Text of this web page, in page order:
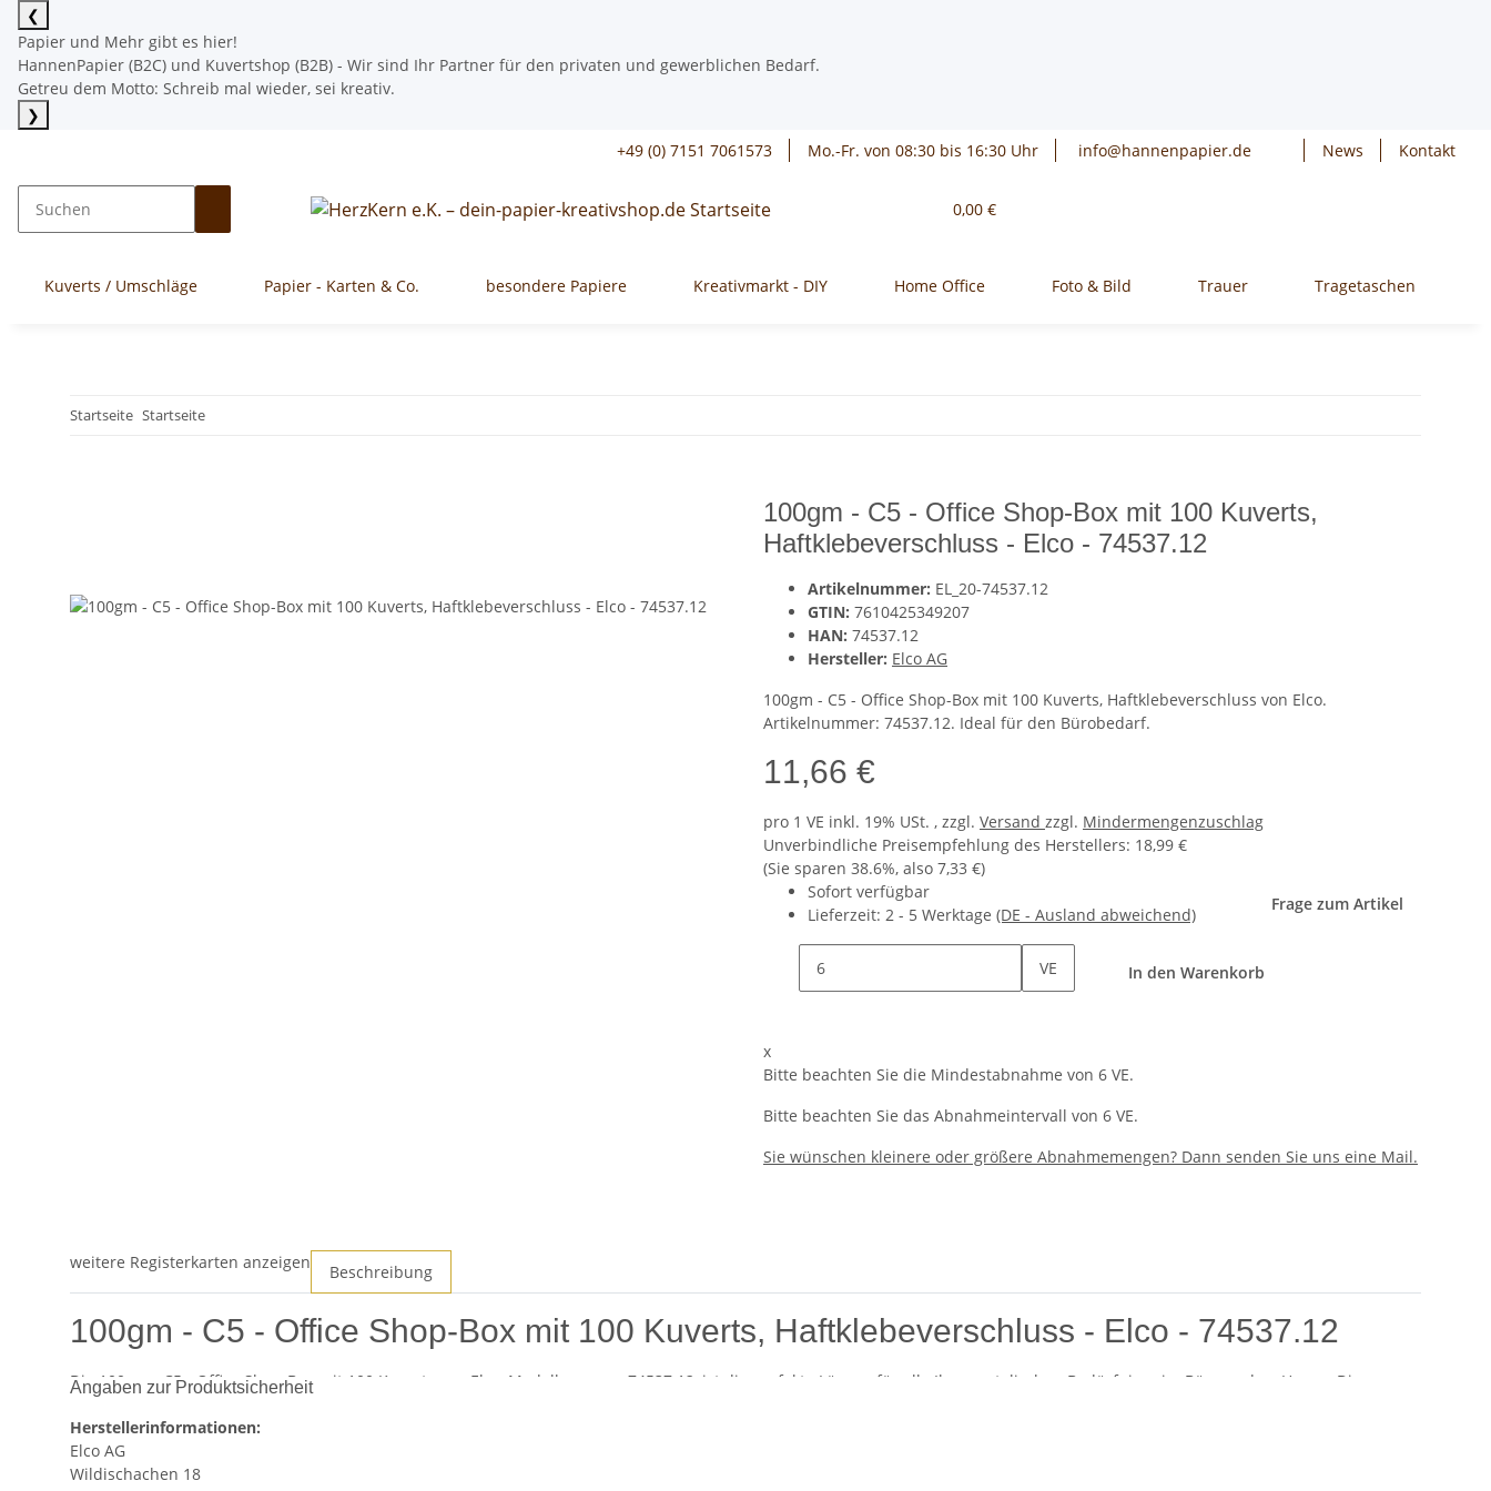
❮
Papier und Mehr gibt es hier!
HannenPapier (B2C) und Kuvertshop (B2B) - Wir sind Ihr Partner für den privaten und gewerblichen Bedarf.
Getreu dem Motto: Schreib mal wieder, sei kreativ.
❯
News
Kontakt
+49 (0) 7151 7061573 Mo.-Fr. von 08:30 bis 16:30 Uhr info@hannenpapier.de
0,00 €
Kuverts / Umschläge Papier - Karten & Co. besondere Papiere Kreativmarkt - DIY Home Office Foto & Bild Trauer Tragetaschen
Startseite Startseite
100gm - C5 - Office Shop-Box mit 100 Kuverts,
Haftklebeverschluss - Elco - 74537.12
Artikelnummer: EL_20-74537.12
GTIN: 7610425349207
HAN: 74537.12
Hersteller: Elco AG
100gm - C5 - Office Shop-Box mit 100 Kuverts, Haftklebeverschluss von Elco.
Artikelnummer: 74537.12. Ideal für den Bürobedarf.
11,66 €
pro 1 VE inkl. 19% USt. , zzgl. Versand zzgl. Mindermengenzuschlag
Unverbindliche Preisempfehlung des Herstellers: 18,99 €
(Sie sparen 38.6%, also 7,33 €)
Sofort verfügbar
Lieferzeit: 2 - 5 Werktage (DE - Ausland abweichend)
Frage zum Artikel
VE In den Warenkorb
x
Bitte beachten Sie die Mindestabnahme von 6 VE.
Bitte beachten Sie das Abnahmeintervall von 6 VE.
Sie wünschen kleinere oder größere Abnahmemengen? Dann senden Sie uns eine Mail.
weitere Registerkarten anzeigen Beschreibung
100gm - C5 - Office Shop-Box mit 100 Kuverts, Haftklebeverschluss - Elco - 74537.12
Die 100gm - C5 - Office Shop-Box mit 100 Kuverts von Elco, Modellnummer 74537.12, ist die perfekte Lösung für alle Ihre postalischen Bedürfnisse im Büro und zu Hause. Diese
bieten diese Kuverts die ideale Balance zwischen Festigkeit und Flexibilität.
Produktmerkmale
Angaben zur Produktsicherheit
Herstellerinformationen:
Elco AG
Wildischachen 18